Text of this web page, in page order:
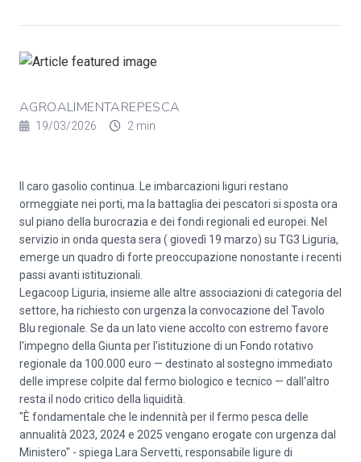
AGROALIMENTAREPESCA
19/03/2026 2 min
Il caro gasolio continua. Le imbarcazioni liguri restano
ormeggiate nei porti, ma la battaglia dei pescatori si sposta ora
sul piano della burocrazia e dei fondi regionali ed europei. Nel
servizio in onda questa sera ( giovedì 19 marzo) su TG3 Liguria,
emerge un quadro di forte preoccupazione nonostante i recenti
passi avanti istituzionali.
Legacoop Liguria, insieme alle altre associazioni di categoria del
settore, ha richiesto con urgenza la convocazione del Tavolo
Blu regionale. Se da un lato viene accolto con estremo favore
l'impegno della Giunta per l'istituzione di un Fondo rotativo
regionale da 100.000 euro — destinato al sostegno immediato
delle imprese colpite dal fermo biologico e tecnico — dall'altro
resta il nodo critico della liquidità.
"È fondamentale che le indennità per il fermo pesca delle
annualità 2023, 2024 e 2025 vengano erogate con urgenza dal
Ministero" - spiega Lara Servetti, responsabile ligure di